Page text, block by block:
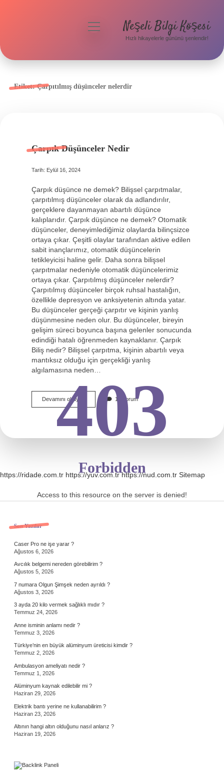
Yasal Uyarı
menüyü
aç
Neşeli Bilgi Köşesi
Hızlı hikayelerle gününü şenlendir!
Etiket:Çarpıtılmış düşünceler nelerdir
Çarpık Düşünceler Nedir
Tarih: Eylül 16, 2024
Çarpık düşünce ne demek? Bilişsel çarpıtmalar,
çarpıtılmış düşünceler olarak da adlandırılır,
gerçeklere dayanmayan abartılı düşünce
kalıplarıdır. Çarpık düşünce ne demek? Otomatik
düşünceler, deneyimlediğimiz olaylarda bilinçsizce
ortaya çıkar. Çeşitli olaylar tarafından aktive edilen
sabit inançlarımız, otomatik düşüncelerin
tetikleyicisi haline gelir. Daha sonra bilişsel
çarpıtmalar nedeniyle otomatik düşüncelerimiz
ortaya çıkar. Çarpıtılmış düşünceler nelerdir?
Çarpıtılmış düşünceler birçok ruhsal hastalığın,
özellikle depresyon ve anksiyetenin altında yatar.
Bu düşünceler gerçeği çarpıtır ve kişinin yanlış
düşünmesine neden olur. Bu düşünceler, bireyin
gelişim süreci boyunca başına gelenler sonucunda
edindiği hatalı öğrenmeden kaynaklanır. Çarpık
Biliş nedir? Bilişsel çarpıtma, kişinin abartılı veya
mantıksız olduğu için gerçekliği yanlış
algılamasına neden…
Devamını okuyun
Çarpık
Düşünceler
Nedir
10 Yorum
https://ridade.com.tr https://yuv.com.tr https://nud.com.tr Sitemap
Sidebar
Son Yazılar
Caser Pro ne işe yarar ?
Ağustos 6, 2026
Avcılık belgemi nereden görebilirim ?
Ağustos 5, 2026
7 numara Olgun Şimşek neden ayrıldı ?
Ağustos 3, 2026
3 ayda 20 kilo vermek sağlıklı mıdır ?
Temmuz 24, 2026
Anne isminin anlamı nedir ?
Temmuz 3, 2026
Türkiye’nin en büyük alüminyum üreticisi kimdir ?
Temmuz 2, 2026
Ambulasyon ameliyatı nedir ?
Temmuz 1, 2026
Alüminyum kaynak edilebilir mi ?
Haziran 29, 2026
Elektrik bantı yerine ne kullanabilirim ?
Haziran 23, 2026
Altının hangi altın olduğunu nasıl anlarız ?
Haziran 19, 2026
403
Forbidden
Access to this resource on the server is denied!